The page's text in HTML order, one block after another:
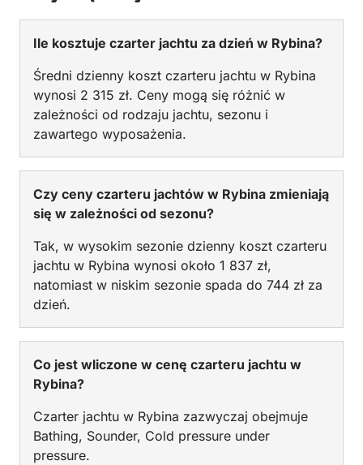
Ile kosztuje czarter jachtu za dzień w Rybina?
Średni dzienny koszt czarteru jachtu w Rybina
wynosi 2 315 zł. Ceny mogą się różnić w
zależności od rodzaju jachtu, sezonu i
zawartego wyposażenia.
Czy ceny czarteru jachtów w Rybina zmieniają
się w zależności od sezonu?
Tak, w wysokim sezonie dzienny koszt czarteru
jachtu w Rybina wynosi około 1 837 zł,
natomiast w niskim sezonie spada do 744 zł za
dzień.
Co jest wliczone w cenę czarteru jachtu w
Rybina?
Czarter jachtu w Rybina zazwyczaj obejmuje
Bathing, Sounder, Cold pressure under
pressure.